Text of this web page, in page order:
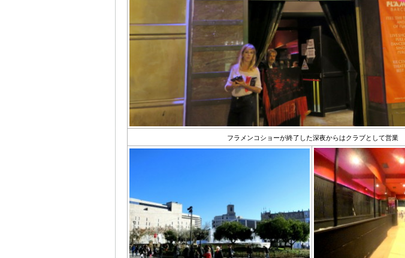
フラメンコショーが終了した深夜からはクラブとして営業